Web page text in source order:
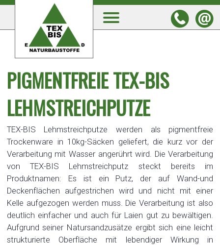
PIGMENTFREIE TEX-BIS
LEHMSTREICHPUTZE
TEX-BIS Lehmstreichputze werden als pigmentfreie
Trockenware in 10kg-Säcken geliefert, die kurz vor der
Verarbeitung mit Wasser angerührt wird. Die Verarbeitung
von TEX-BIS Lehmstreichputz steckt bereits im
Produktnamen: Es ist ein Putz, der auf Wand-und
Deckenflächen aufgestrichen wird und nicht mit einer
Kelle aufgezogen werden muss. Die Verarbeitung ist also
deutlich einfacher und auch für Laien gut zu bewältigen.
Aufgrund seiner Natursandzusätze ergibt sich eine leicht
strukturierte Oberfläche mit lebendiger Wirkung in